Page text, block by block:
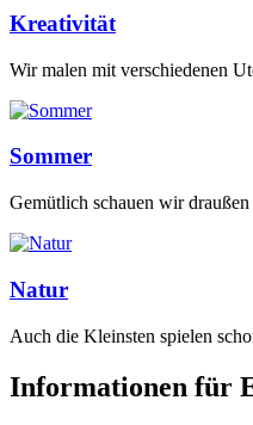
Kreativität
Wir malen mit verschiedenen
Sommer
Gemütlich schauen wir
Natur
Auch die Kleinsten spielen
Informationen für